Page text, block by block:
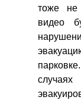
тоже не
видео